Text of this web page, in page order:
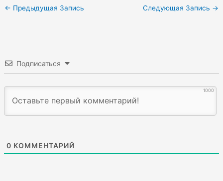
← Предыдущая Запись Следующая Запись →
Подписаться
1000
0 КОММЕНТАРИЙ